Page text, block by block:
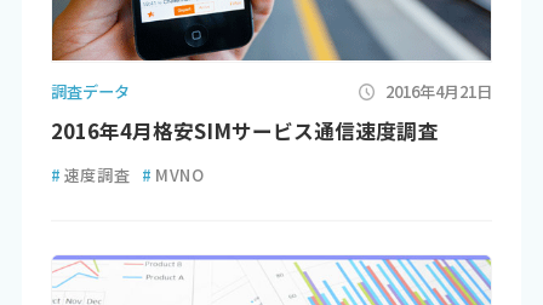
調査データ 2016年4月21日
2016年4月格安SIMサービス通信速度調査
# 速度調査 # MVNO